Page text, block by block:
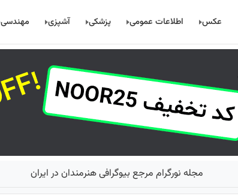
عکس اطلاعات عمومی پزشکی آشپزی مهندسی
مجله نورگرام مرجع بیوگرافی هنرمندان در ایران